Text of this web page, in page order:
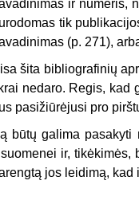
ir numeris,
tik
(p. 271),
šita bibliografinių
nedaro. Regis, kad
pasižiūrėjusi pro
būtų galima pasakyti
ir, tikėkimės,
jos leidimą, kad